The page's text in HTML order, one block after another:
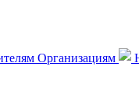
Организациям